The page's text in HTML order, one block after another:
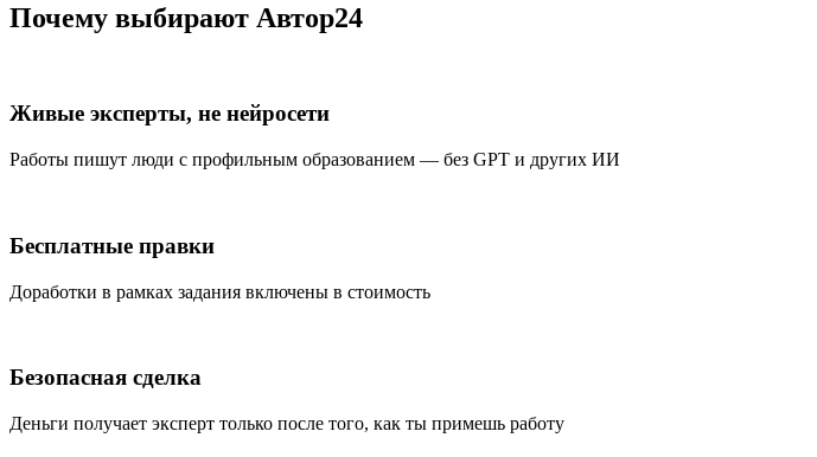
Почему выбирают Автор24
Живые эксперты, не нейросети
Работы пишут люди с профильным образованием — без GPT и других ИИ
Бесплатные правки
Доработки в рамках задания включены в стоимость
Безопасная сделка
Деньги получает эксперт только после того, как ты примешь работу